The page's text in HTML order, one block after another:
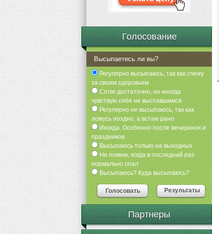
Голосование
Высыпаетесь ли вы?
Регулярно высыпаюсь, так как слежу
за своим здоровьем
Сплю достаточно, но иногда
чувствую себя не выспавшимся
Регулярно не высыпаюсь, так как
ложусь поздно, а встаю рано
Иногда. Особенно после вечеринок и
праздников
Высыпаюсь только на выходных
Не помню, когда в последний раз
нормально спал
Высыпаюсь? Куда высыпаюсь?
Голосовать Результаты
Партнеры